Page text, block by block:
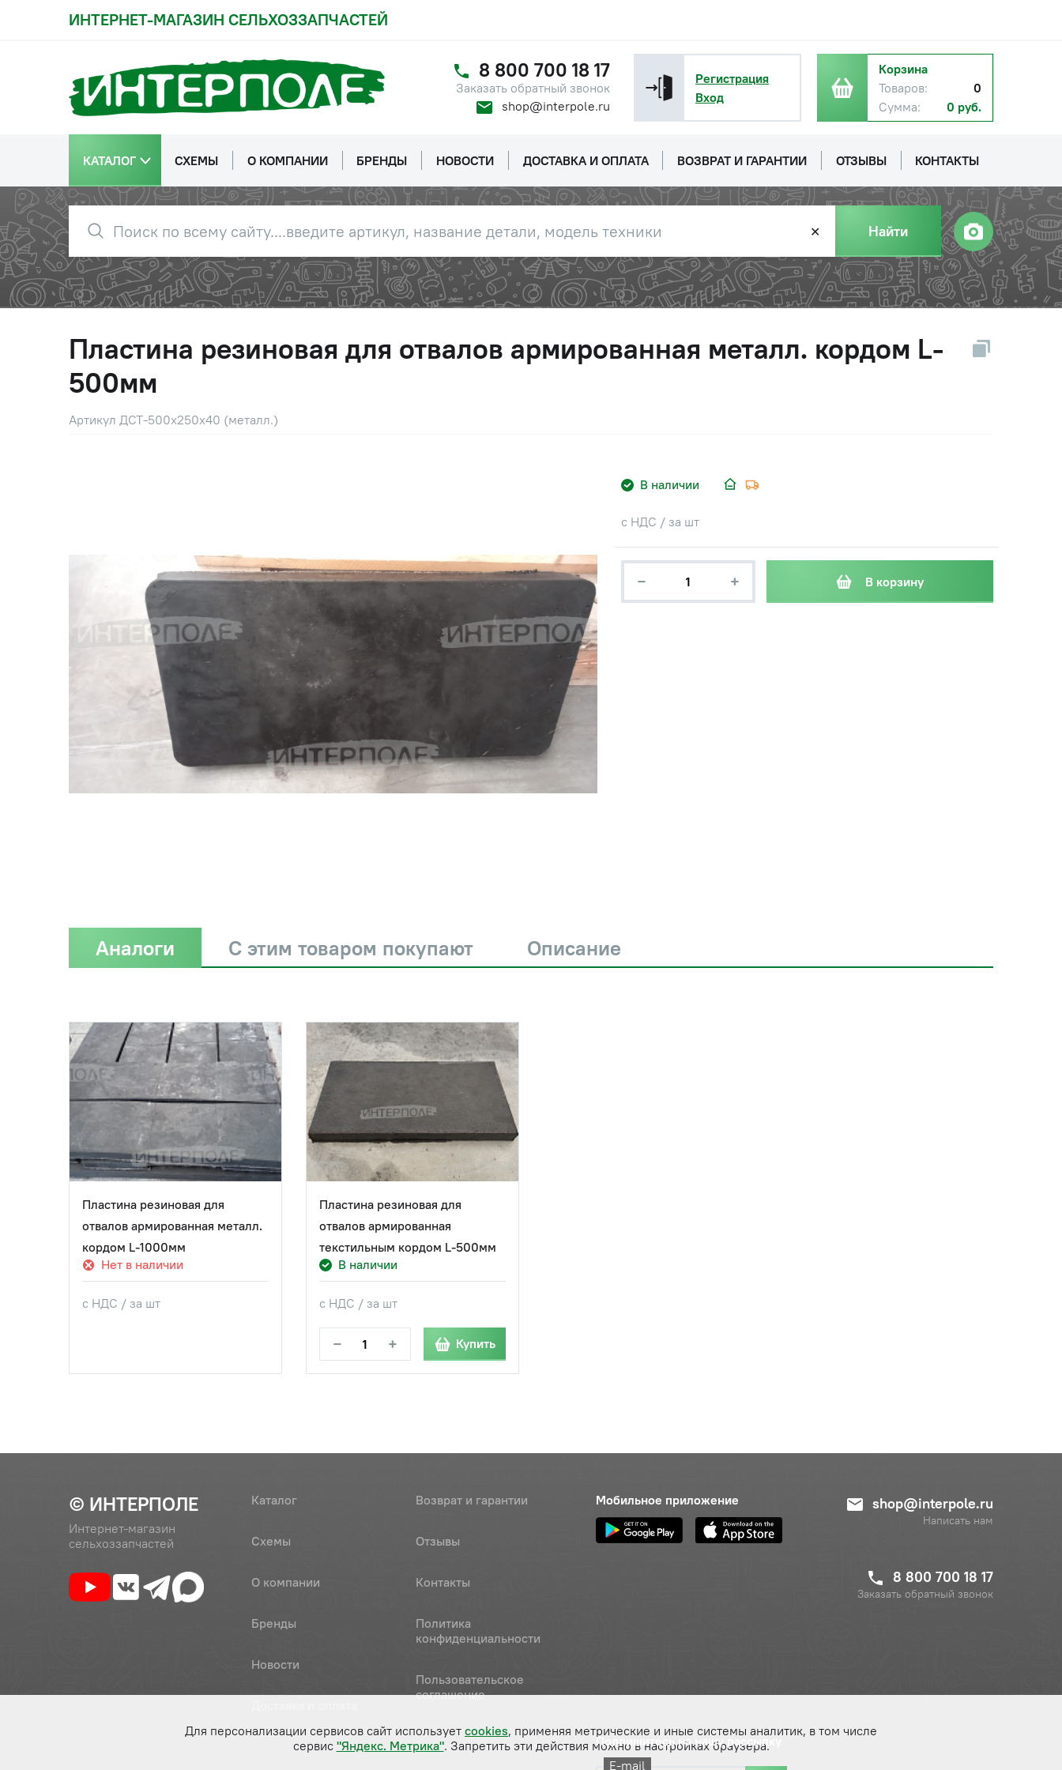
ИНТЕРНЕТ-МАГАЗИН СЕЛЬХОЗЗАПЧАСТЕЙ
8 800 700 18 17
Заказать обратный звонок
shop@interpole.ru
Регистрация
Вход
Корзина
Товаров:
0
Сумма:
0 руб.
КАТАЛОГ СХЕМЫ О КОМПАНИИ БРЕНДЫ НОВОСТИ ДОСТАВКА И ОПЛАТА ВОЗВРАТ И ГАРАНТИИ ОТЗЫВЫ КОНТАКТЫ
✕ Найти
Пластина резиновая для отвалов армированная металл. кордом L-
500мм
Артикул ДСТ-500х250х40 (металл.)
В наличии
с НДС / за шт
− + В корзину
Аналоги С этим товаром покупают Описание
Пластина резиновая для
отвалов армированная металл.
кордом L-1000мм
Нет в наличии
с НДС / за шт
Пластина резиновая для
отвалов армированная
текстильным кордом L-500мм
В наличии
с НДС / за шт
− + Купить
© ИНТЕРПОЛЕ
Интернет-магазин
сельхоззапчастей
Каталог
Схемы
О компании
Бренды
Новости
Возврат и гарантии
Отзывы
Контакты
Политика
конфиденциальности
Пользовательское
соглашение
Мобильное приложение shop@interpole.ru
Написать нам
8 800 700 18 17
Заказать обратный звонок
Подпишитесь на нашу рассылку
E-mail
Для персонализации сервисов сайт использует cookies, применяя метрические и иные системы аналитик, в том числе
сервис "Яндекс. Метрика". Запретить эти действия можно в настройках браузера.